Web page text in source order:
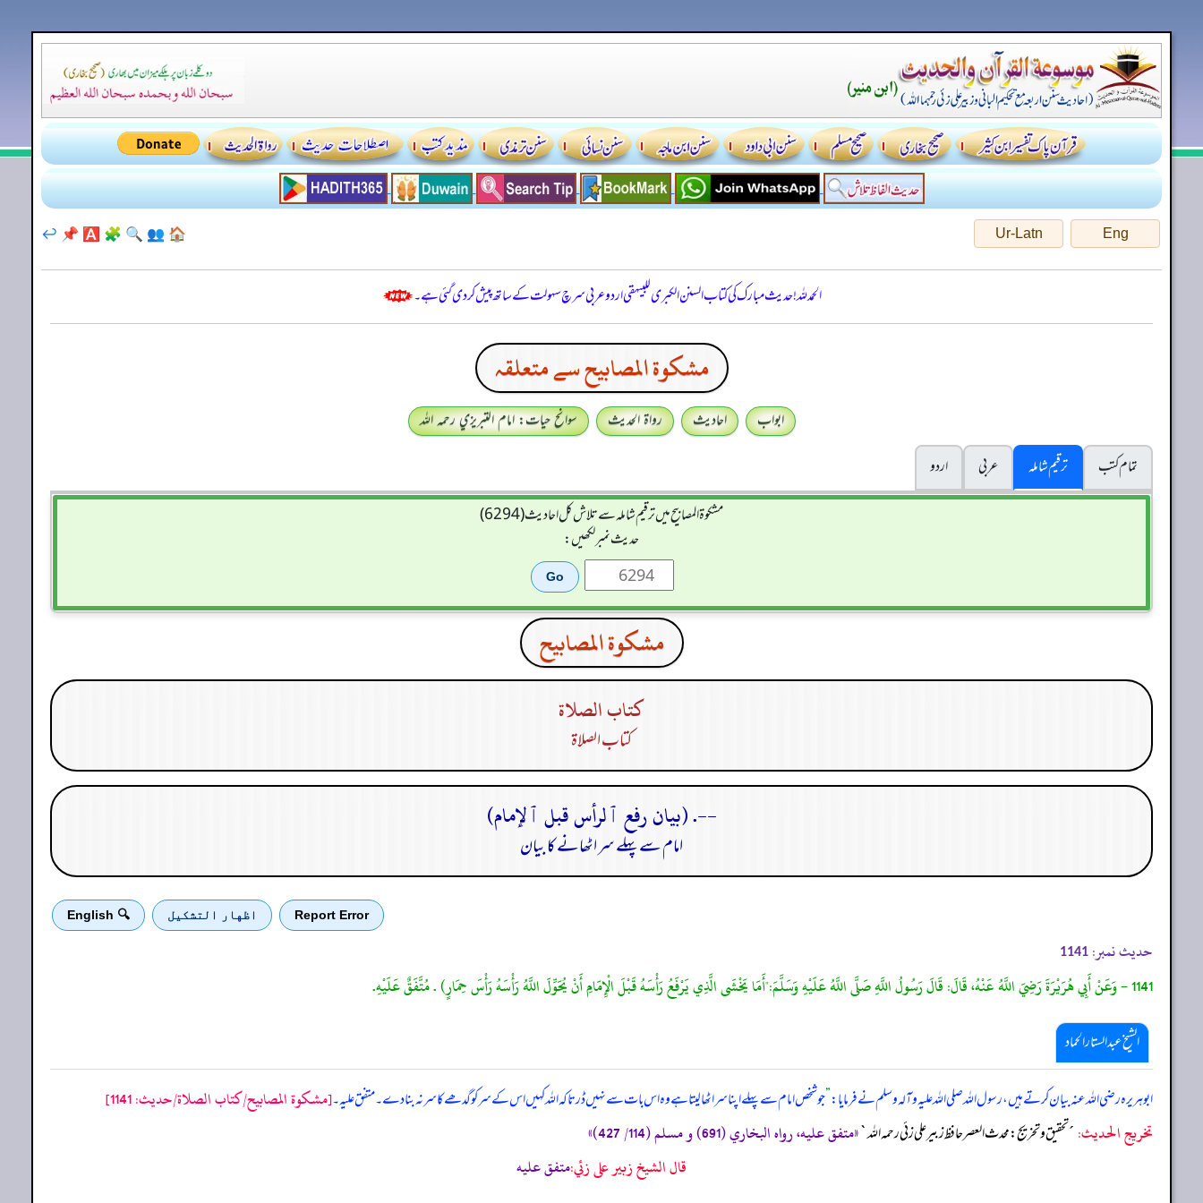
Eng
Ur-Latn
🏠
👥
🔍
🧩
🅰️
📌
↩️
الحمدللہ! حدیث مبارک کی کتاب السنن الكبرى للبيهقي اردو عربی سرچ سہولت کے ساتھ پیش کر دی گئی ہے۔
مشكوة المصابيح سے متعلقہ
ابواب احادیث رواۃ الحدیث
سوانح حیات: امام التبريزي رحمہ اللہ
تمام کتب
ترقیم شاملہ عربی
اردو
مشکوۃ المصابیح میں ترقیم شاملہ سے تلاش کل احادیث (6294)
حدیث نمبر لکھیں:
مشكوة المصابيح
كتاب الصلاة
كتاب الصلاة
--. (بيان رفع ٱلرأس قبل ٱلإمام)
امام سے پہلے سر اٹھانے کا بیان
Report Error اظهار التشكيل 🔍 English
حدیث نمبر: 1141
1141 - وَعَنْ أَبِي هُرَيْرَةَ رَضِيَ اللَّهُ عَنْهُ، قَالَ: قَالَ رَسُولُ اللَّهِ صَلَّى اللَّهُ عَلَيْهِ وَسَلَّمَ:"أَمَا يَخْشَى الَّذِي يَرْفَعُ رَأْسَهُ قَبْلَ الْإِمَامِ أَنْ يُحَوِّلَ اللَّهُ رَأْسَهُ رَأْسَ حِمَارٍ) . مُتَّفَقٌ عَلَيْهِ.
الشیخ عبدالستار الحماد
ابوہریرہ رضی اللہ عنہ بیان کرتے ہیں، رسول اللہ صلی ‌اللہ ‌علیہ ‌وآلہ ‌وسلم نے فرمایا:”جو شخص امام سے پہلے اپنا سر اٹھا لیتا ہے وہ اس بات سے نہیں ڈرتا کہ اللہ کہیں اس کے سر کو گدھے کا سر نہ بنا دے۔ متفق علیہ۔[مشكوة المصابيح/كتاب الصلاة/حدیث: 1141]
تخریج الحدیث: ´تحقيق و تخريج: محدث العصر حافظ زبير على زئي رحمه الله`«متفق عليه، رواه البخاري (691) و مسلم (114/ 427)»
قال الشيخ زبير على زئي:متفق عليه